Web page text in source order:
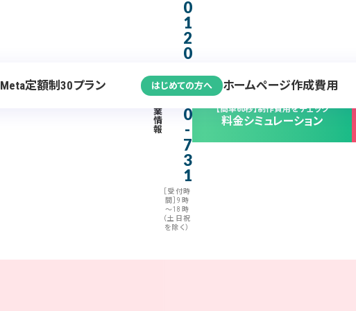
業
情
報
0
1
2
0
3
7
0
-
7
3
1
［受付時
間］9時
～18時
（土日祝
を除く）
【簡単60秒】制作費用をチェック
料金シミュレーション
Meta定額制30プラン はじめての方へ ホームページ作成費用